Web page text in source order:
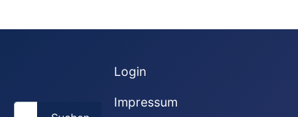
Login
Impressum